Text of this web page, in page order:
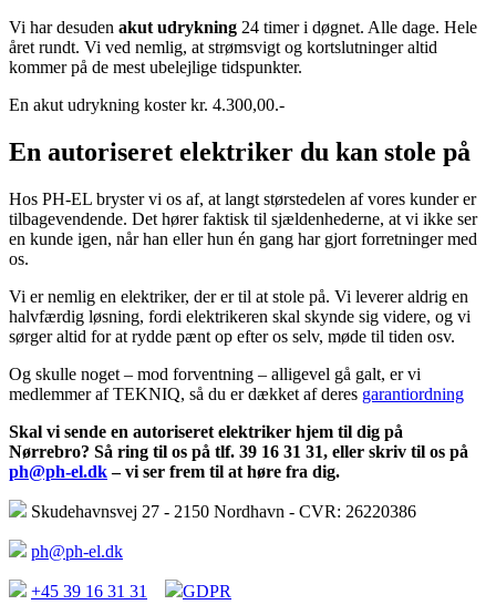
Vi har desuden akut udrykning 24 timer i døgnet. Alle dage. Hele
året rundt. Vi ved nemlig, at strømsvigt og kortslutninger altid
kommer på de mest ubelejlige tidspunkter.
En akut udrykning koster kr. 4.300,00.-
En autoriseret elektriker du kan stole på
Hos PH-EL bryster vi os af, at langt størstedelen af vores kunder er
tilbagevendende. Det hører faktisk til sjældenhederne, at vi ikke ser
en kunde igen, når han eller hun én gang har gjort forretninger med
os.
Vi er nemlig en elektriker, der er til at stole på. Vi leverer aldrig en
halvfærdig løsning, fordi elektrikeren skal skynde sig videre, og vi
sørger altid for at rydde pænt op efter os selv, møde til tiden osv.
Og skulle noget – mod forventning – alligevel gå galt, er vi
medlemmer af TEKNIQ, så du er dækket af deres garantiordning
Skal vi sende en autoriseret elektriker hjem til dig på
Nørrebro? Så ring til os på tlf. 39 16 31 31, eller skriv til os på
ph@ph-el.dk– vi ser frem til at høre fra dig.
Skudehavnsvej 27 - 2150 Nordhavn - CVR: 26220386
ph@ph-el.dk
+45 39 16 31 31 GDPR